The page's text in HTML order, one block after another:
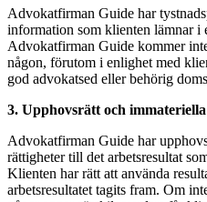
Advokatfirman Guide har
information som klienten lämnar i
Advokatfirman Guide kommer
någon, förutom i enlighet med
god advokatsed eller behörig
3. Upphovsrätt och
Advokatfirman Guide har
rättigheter till det arbetsresultat
Klienten har rätt att använda
arbetsresultatet tagits fram. Om